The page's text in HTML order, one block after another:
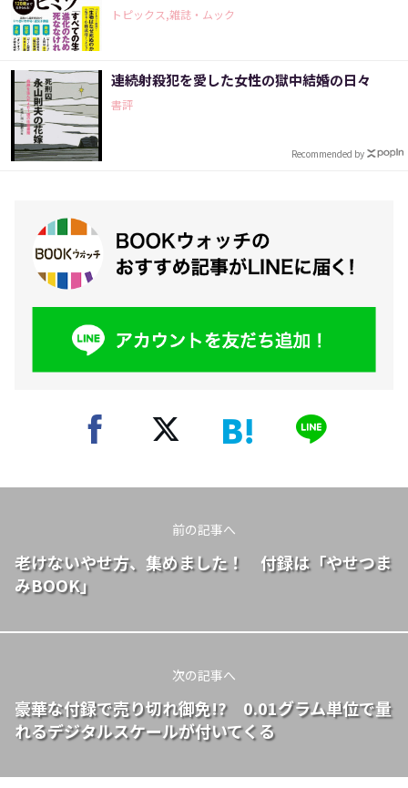
トピックス,雑誌・ムック
連続射殺犯を愛した女性の獄中結婚の日々
書評
Recommended by
前の記事へ
老けないやせ方、集めました！ 付録は「やせつま
みBOOK」
次の記事へ
豪華な付録で売り切れ御免!? 0.01グラム単位で量
れるデジタルスケールが付いてくる